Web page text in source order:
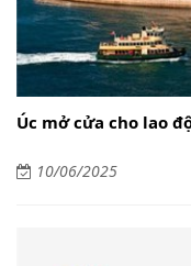
Úc mở cửa cho lao
10/06/2025